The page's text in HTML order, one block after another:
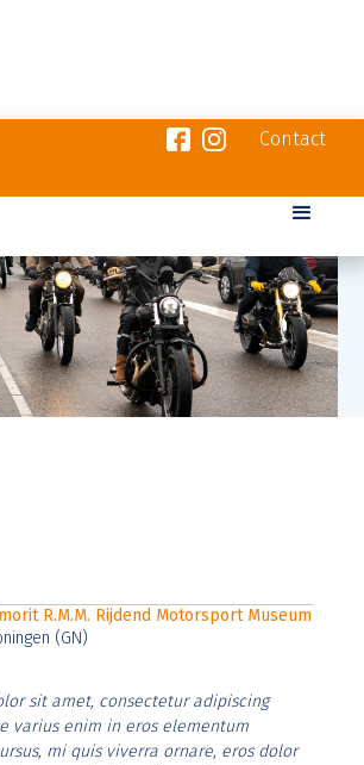
Contact
R.M.M. Rijdend Motorsport Museum
(GN)
sit amet, consectetur adipiscing
varius enim in eros elementum
mi quis viverra ornare, eros dolor